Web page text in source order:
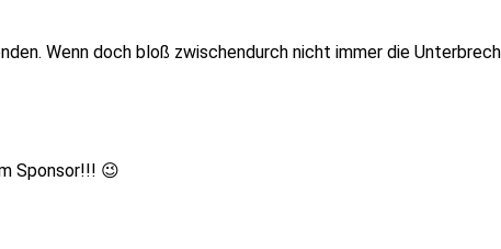
Wenn doch bloß zwischendurch nicht immer die
Sponsor!!! 😉